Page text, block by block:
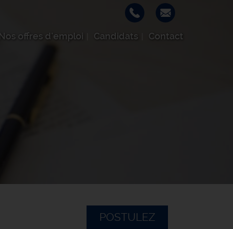
Nos offres d'emploi Candidats Contact
POSTULEZ